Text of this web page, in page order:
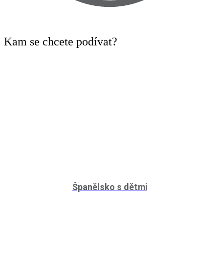
Kam se chcete podívat?
Španělsko s dětmi